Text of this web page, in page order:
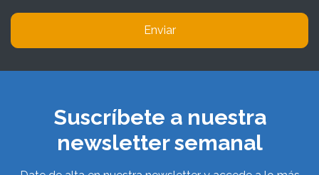
Enviar
Suscríbete a nuestra
newsletter semanal